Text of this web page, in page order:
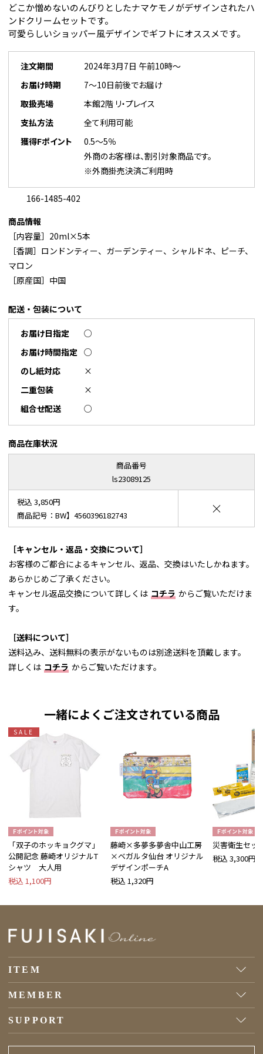
どこか憎めないのんびりとしたナマケモノがデザインされたハ
ンドクリームセットです。
可愛らしいショッパー風デザインでギフトにオススメです。
注文期間
2024年3月7日 午前10時～
お届け時期
7～10日前後でお届け
取扱売場
本館2階 リ・プレイス
支払方法
全て利用可能
獲得Fポイント
0.5～5％
外商のお客様は、割引対象商品です。
※外商掛売決済ご利用時
166-1485-402
商品情報
［内容量］20ml×5本
［香調］ロンドンティー、ガーデンティー、シャルドネ、ピーチ、
マロン
［原産国］中国
配送・包装について
お届け日指定
○
お届け時間指定 ○
のし紙対応
×
二重包装
×
組合せ配送
○
商品在庫状況
商品番号
ls23089125
税込 3,850円
商品記号：BW】4560396182743
×
［キャンセル・返品・交換について］
お客様のご都合によるキャンセル、返品、交換はいたしかねます。
あらかじめご了承ください。
キャンセル返品交換について詳しくは コチラ からご覧いただけま
す。
［送料について］
送料込み、送料無料の表示がないものは別途送料を頂戴します。
詳しくは コチラ からご覧いただけます。
一緒によくご注文されている商品
SALE
「双子のホッキョクグマ」
公開記念 藤崎オリジナルT
シャツ 大人用
税込 1,100円
藤崎×多夢多夢舎中山工房
×ベガルタ仙台 オリジナル
デザインポーチA
税込 1,320円
災害衛生セッ
税込 3,300円
ITEM
MEMBER
SUPPORT